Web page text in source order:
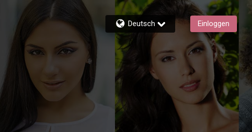
Deutsch Einloggen